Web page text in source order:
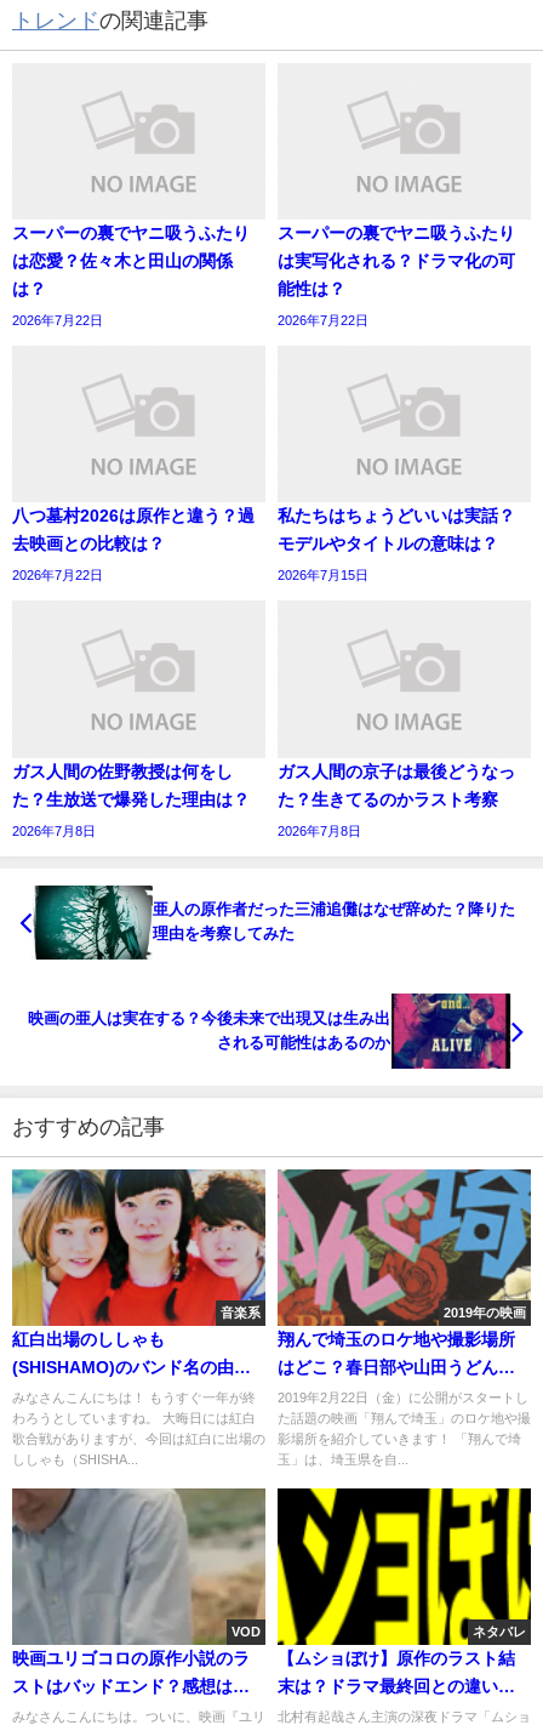
トレンドの関連記事
スーパーの裏でヤニ吸うふたり
は恋愛？佐々木と田山の関係
は？
2026年7月22日
スーパーの裏でヤニ吸うふたり
は実写化される？ドラマ化の可
能性は？
2026年7月22日
八つ墓村2026は原作と違う？過
去映画との比較は？
2026年7月22日
私たちはちょうどいいは実話？
モデルやタイトルの意味は？
2026年7月15日
ガス人間の佐野教授は何をし
た？生放送で爆発した理由は？
2026年7月8日
ガス人間の京子は最後どうなっ
た？生きてるのかラスト考察
2026年7月8日
亜人の原作者だった三浦追儺はなぜ辞めた？降りた
理由を考察してみた
映画の亜人は実在する？今後未来で出現又は生み出
される可能性はあるのか
おすすめの記事
音楽系
紅白出場のししゃも
(SHISHAMO)のバンド名の由来
や意味は？プロフや経歴も
みなさんこんにちは！ もうすぐ一年が終
わろうとしていますね。 大晦日には紅白
歌合戦がありますが、今回は紅白に出場の
ししゃも（SHISHA...
2019年の映画
翔んで埼玉のロケ地や撮影場所
はどこ？春日部や山田うどんや
学校など
2019年2月22日（金）に公開がスタートし
た話題の映画「翔んで埼玉」のロケ地や撮
影場所を紹介していきます！ 「翔んで埼
玉」は、埼玉県を自...
VOD
映画ユリゴコロの原作小説のラ
ストはバッドエンド？感想はイ
ヤミスか
みなさんこんにちは。ついに、映画『ユリ
ネタバレ
【ムショぼけ】原作のラスト結
末は？ドラマ最終回との違いも
予想！
北村有起哉さん主演の深夜ドラマ「ムショ